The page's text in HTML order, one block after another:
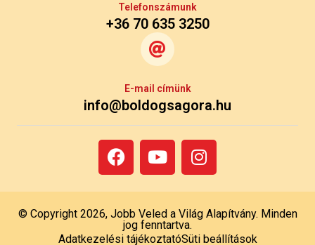
Telefonszámunk
+36 70 635 3250
E-mail címünk
info@boldogsagora.hu
© Copyright 2026, Jobb Veled a Világ Alapítvány. Minden
jog fenntartva.
Adatkezelési tájékoztatóSüti beállítások